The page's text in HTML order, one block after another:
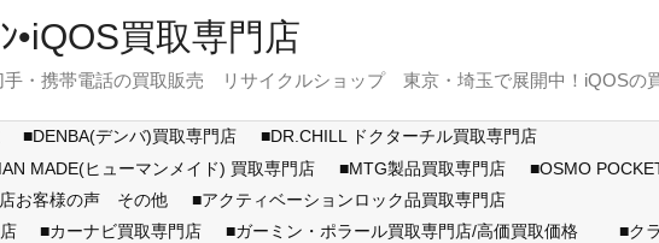
ﾝ•iQOS買取専門店
手・携帯電話の買取販売 リサイクルショップ 東京・埼玉で展開中！iQOSの
■DENBA(デンバ)買取専門店
■DR.CHILL ドクターチル買取専門店
MADE(ヒューマンメイド) 買取専門店 ■MTG製品買取専門店
■OSMO
お客様の声 その他
■アクティベーションロック品買取専門店
■カーナビ買取専門店 ■ガーミン・ポラール買取専門店/高価買取価格
■ク